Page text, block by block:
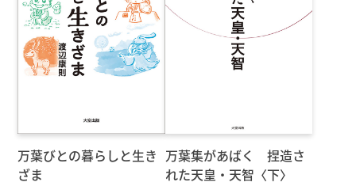
万葉びとの暮らしと生き
ざま
万葉集があばく 捏造さ
れた天皇・天智〈下〉